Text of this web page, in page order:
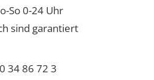
So 0-24 Uhr
sind garantiert
34 86 72 3